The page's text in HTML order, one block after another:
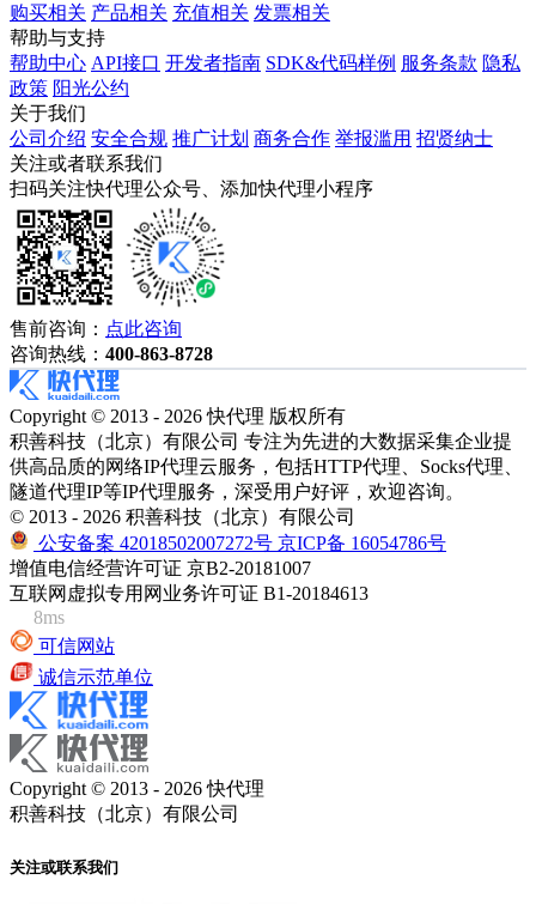
购买相关 产品相关 充值相关 发票相关
帮助与支持
帮助中心 API接口 开发者指南 SDK&代码样例 服务条款 隐私
政策 阳光公约
关于我们
公司介绍 安全合规 推广计划 商务合作 举报滥用 招贤纳士
关注或者联系我们
扫码关注快代理公众号、添加快代理小程序
售前咨询： 点此咨询
咨询热线： 400-863-8728
Copyright © 2013 - 2026 快代理 版权所有
积善科技（北京）有限公司 专注为先进的大数据采集企业提
供高品质的网络IP代理云服务，包括HTTP代理、Socks代理、
隧道代理IP等IP代理服务，深受用户好评，欢迎咨询。
© 2013 - 2026 积善科技（北京）有限公司
公安备案 42018502007272号 京ICP备 16054786号
增值电信经营许可证 京B2-20181007
互联网虚拟专用网业务许可证 B1-20184613
8ms
可信网站
诚信示范单位
Copyright © 2013 - 2026 快代理
积善科技（北京）有限公司
关注或联系我们